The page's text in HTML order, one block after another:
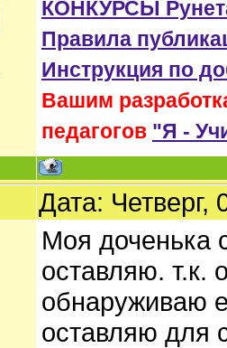
КОНКУРСЫ
Правила
Инструкция по
Вашим
педагогов "Я -
Дата:
Моя доченька
оставляю. т.к.
обнаруживаю
оставляю для